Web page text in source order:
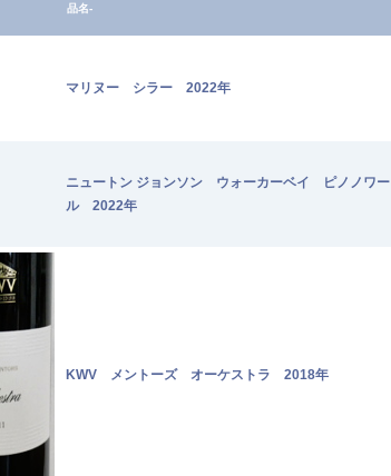
品名-
マリヌー シラー 2022年
ニュートン ジョンソン ウォーカーベイ ピノノワー
ル 2022年
KWV メントーズ オーケストラ 2018年